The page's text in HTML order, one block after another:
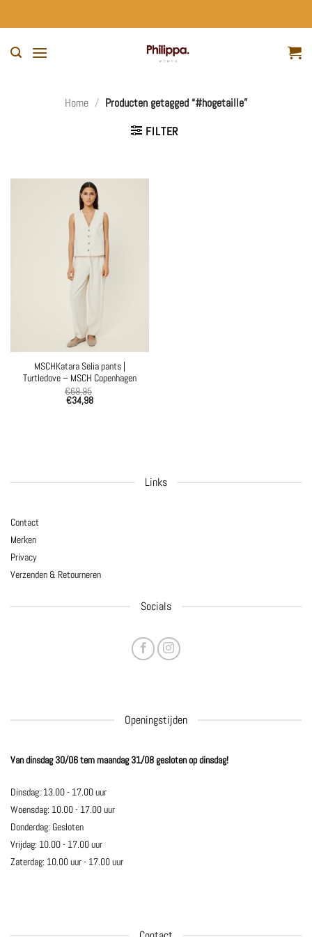
naar
Home / Producten getagged “#hogetaille”
FILTER
MSCHKatara Selia pants |
Turtledove – MSCH Copenhagen
€69,95
€34,98
Links
Contact
Merken
Privacy
Verzenden & Retourneren
Socials
Openingstijden
Van dinsdag 30/06 tem maandag 31/08 gesloten op dinsdag!
Dinsdag: 13.00 - 17.00 uur
Woensdag: 10.00 - 17.00 uur
Donderdag: Gesloten
Vrijdag: 10.00 - 17.00 uur
Zaterdag: 10.00 uur - 17.00 uur